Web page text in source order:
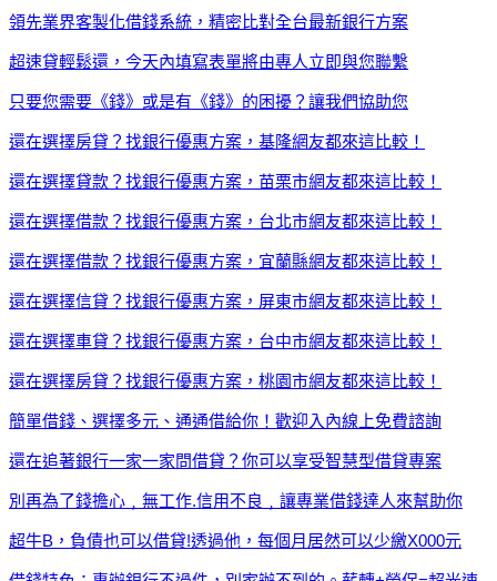
領先業界客製化借錢系統，精密比對全台最新銀行方案
超速貸輕鬆還，今天內填寫表單將由專人立即與您聯繫
只要您需要《錢》或是有《錢》的困擾？讓我們協助您
還在選擇房貸？找銀行優惠方案，基隆網友都來這比較！
還在選擇貸款？找銀行優惠方案，苗栗市網友都來這比較！
還在選擇借款？找銀行優惠方案，台北市網友都來這比較！
還在選擇借款？找銀行優惠方案，宜蘭縣網友都來這比較！
還在選擇信貸？找銀行優惠方案，屏東市網友都來這比較！
還在選擇車貸？找銀行優惠方案，台中市網友都來這比較！
還在選擇房貸？找銀行優惠方案，桃園市網友都來這比較！
簡單借錢、選擇多元、通通借給你！歡迎入內線上免費諮詢
還在追著銀行一家一家問借貸？你可以享受智慧型借貸專案
別再為了錢擔心﹐無工作.信用不良﹐讓專業借錢達人來幫助你
超牛B，負債也可以借貸!透過他，每個月居然可以少繳X000元